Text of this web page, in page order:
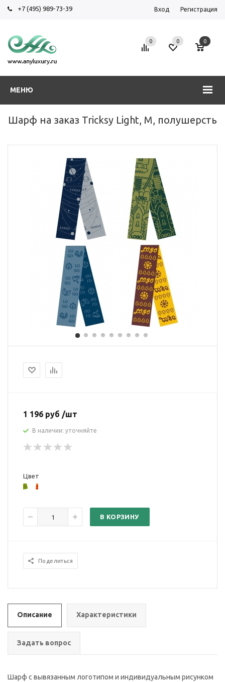
+7 (495) 989-73-39 Вход Регистрация
МЕНЮ
0 0 0
Шарф на заказ Tricksy Light, M, полушерсть
1 196 руб /шт
В наличии: уточняйте
Цвет
В КОРЗИНУ
Поделиться
Описание Характеристики
Задать вопрос
Шарф с вывязанным логотипом и индивидуальным рисунком